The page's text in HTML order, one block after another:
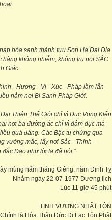
hóa sanh thành tựu Sơn Hà Đại Địa
không nhiễm, không trụ nơi SẮC
Giác.
–Hương –Vị –Xúc –Pháp lầm lẫn
nằm nơi Bị Sanh Pháp Giới.
Thiên Thế Giới chỉ vì Dục Vọng Kiến
nơi ba đường ác chỉ vì dâm dục mà
quá đáng. Các Bậc tu chứng qua
vướng mắc, lấy nơi Sắc –Thinh –
Đạo như lời ta đã nói.”
mùng năm tháng Giêng, năm Đinh Tỵ
Nhằm ngày 22-07-1977 Dương lịch
Lúc 11 giờ 45 phút
TỊNH VƯƠNG NHẤT TÔN
Chính là Hóa Thân Đức Di Lạc Tôn Phật